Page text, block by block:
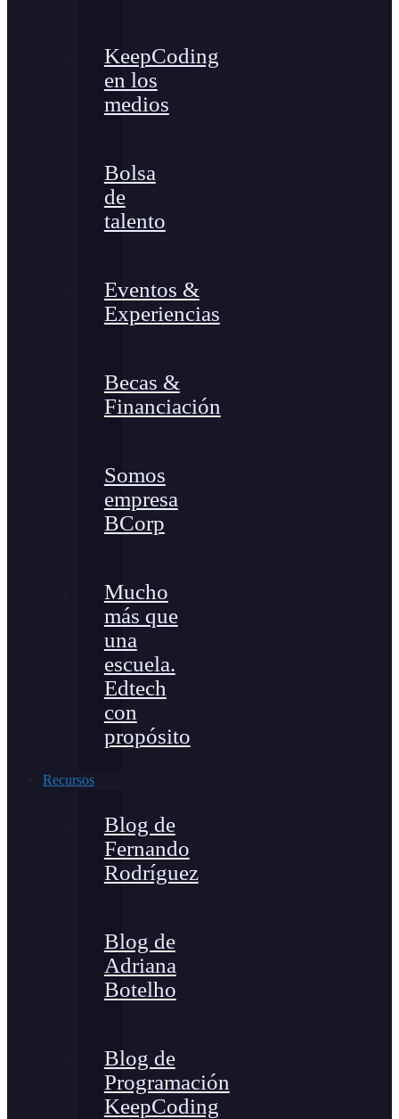
KeepCoding
en los
medios
Bolsa
de
talento
Eventos &
Experiencias
Becas &
Financiación
Somos
empresa
BCorp
Mucho
más que
una
escuela.
Edtech
con
propósito
Recursos
Blog de
Fernando
Rodríguez
Blog de
Adriana
Botelho
Blog de
Programación
KeepCoding